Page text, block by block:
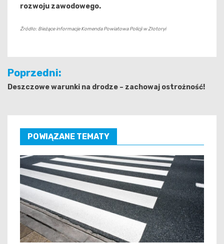
rozwoju zawodowego.
Źródło: Bieżące informacje Komenda Powiatowa Policji w Złotoryi
Nawigacja
wpisu
Poprzedni:
Deszczowe warunki na drodze – zachowaj ostrożność!
POWIĄZANE TEMATY